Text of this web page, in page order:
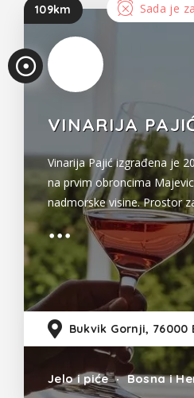
109km Sada je
VINARIJA
Vinarija Pajić izgrađena je
na prvim obroncima
nadmorske visine. Prostor
degustaciju ima sve
uživali u isprobavanju naših
pogled sa naše terase
potpunom užitku.
Bukvik Gornji, 76000
Jelo i piće Bosna i